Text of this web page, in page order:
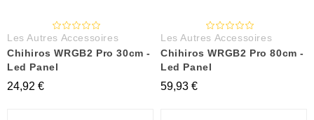
Les Autres Accessoires
Chihiros WRGB2 Pro 30cm -
Led Panel
24,92 €
Les Autres Accessoires
Chihiros WRGB2 Pro 80cm -
Led Panel
59,93 €